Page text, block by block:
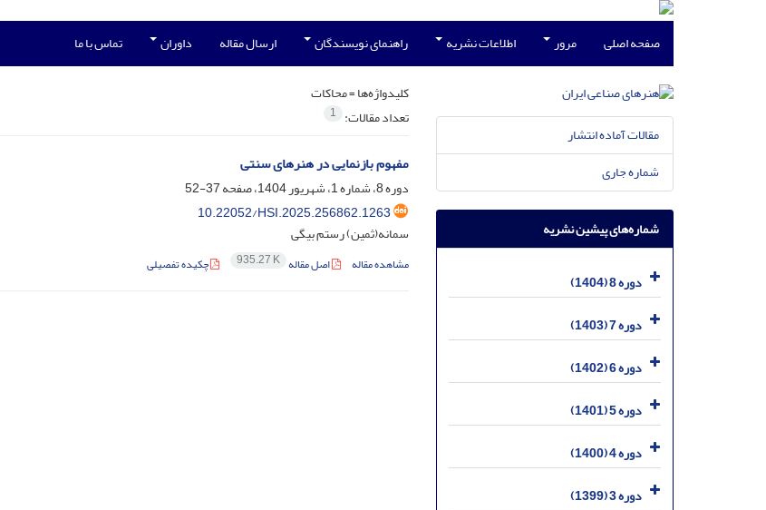
صفحه اصلی مرور اطلاعات نشریه راهنمای نویسندگان ارسال مقاله داوران تماس با ما
کلیدواژه‌ها =محاکات
تعداد مقالات: 1
مفهوم بازنمایی در هنرهای سنتی
دوره 8، شماره 1، شهریور 1404، صفحه
37-52
10.22052/HSI.2025.256862.1263
سمانه(ثمین) رستم بیگی
مشاهده مقاله اصل مقاله 935.27 K چکیده تفصیلی
مقالات آماده انتشار
شماره جاری
شماره‌های پیشین نشریه
دوره 8 (1404)
دوره 7 (1403)
دوره 6 (1402)
دوره 5 (1401)
دوره 4 (1400)
دوره 3 (1399)